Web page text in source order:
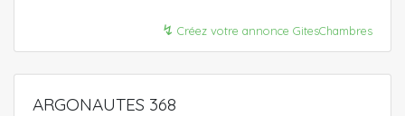
↯ Créez votre annonce GitesChambres
ARGONAUTES 368